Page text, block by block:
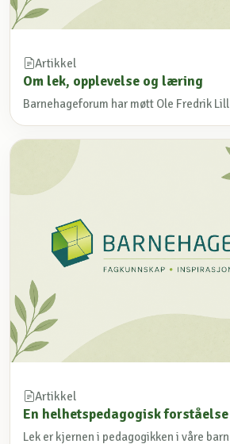
Artikkel
Om lek, opplevelse og læring
Barnehageforum har møtt Ole Fredrik
Artikkel
En helhetspedagogisk
Lek er kjernen i pedagogikken i våre